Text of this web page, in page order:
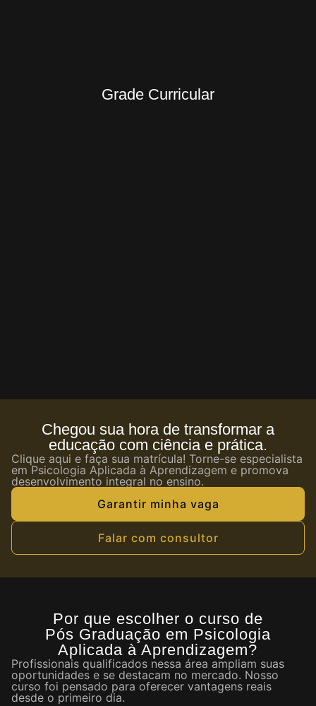
Grade Curricular
Chegou sua hora de transformar a
educação com ciência e prática.
Clique aqui e faça sua matrícula! Torne-se especialista
em Psicologia Aplicada à Aprendizagem e promova
desenvolvimento integral no ensino.
Garantir minha vaga
Falar com consultor
Por que escolher o curso de
Pós Graduação em Psicologia
Aplicada à Aprendizagem?
Profissionais qualificados nessa área ampliam suas
oportunidades e se destacam no mercado. Nosso
curso foi pensado para oferecer vantagens reais
desde o primeiro dia.